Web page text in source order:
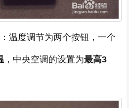
：温度调节为两个按钮，一个
，中央空调的设置为最高3